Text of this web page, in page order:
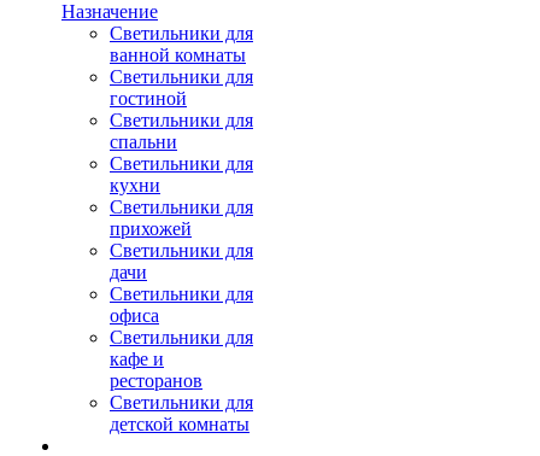
Назначение
Светильники для
ванной комнаты
Светильники для
гостиной
Светильники для
спальни
Светильники для
кухни
Светильники для
прихожей
Светильники для
дачи
Светильники для
офиса
Светильники для
кафе и
ресторанов
Светильники для
детской комнаты